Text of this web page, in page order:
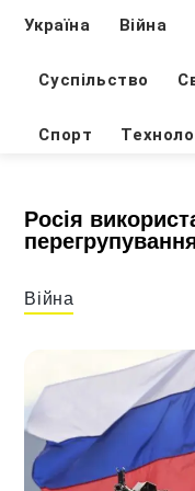
Україна Війна
Суспільство
Спорт
Росія
Війна